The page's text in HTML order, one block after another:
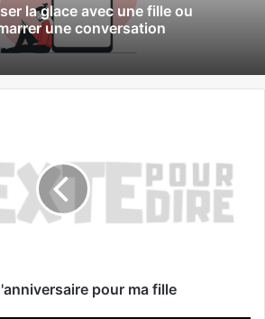
de toi cette nuit
pour ma fille